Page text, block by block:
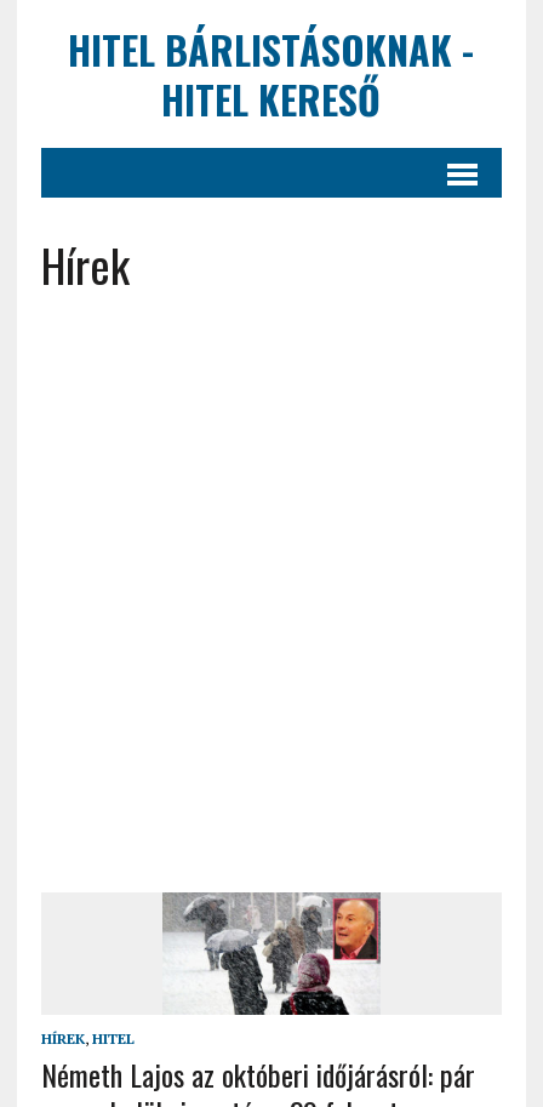
HITEL BÁRLISTÁSOKNAK -
HITEL KERESŐ
Hírek
HÍREK, HITEL
Németh Lajos az októberi időjárásról: pár